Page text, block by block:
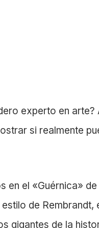
experto en
si realmente
en el «Guérnica»
de
gigantes de la